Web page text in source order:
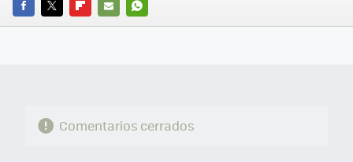
FACEBOOK
TWITTERFLIPBOARD
E-
WHATSAPP
Comentarios cerrados